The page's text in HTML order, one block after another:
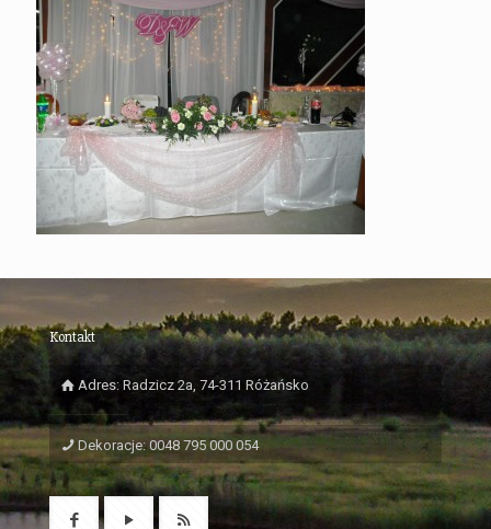
Kontakt
Adres: Radzicz 2a, 74-311 Różańsko
Dekoracje: 0048 795 000 054